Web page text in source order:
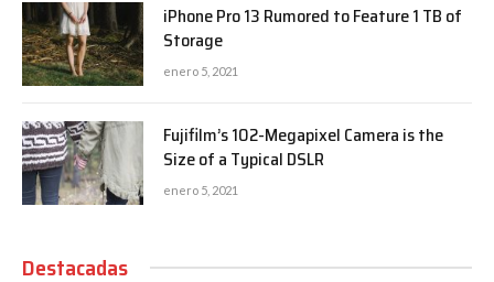
iPhone Pro 13 Rumored to Feature 1 TB of
Storage
enero 5, 2021
Fujifilm’s 102-Megapixel Camera is the
Size of a Typical DSLR
enero 5, 2021
Destacadas